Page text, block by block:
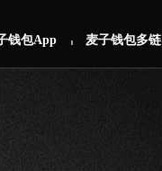
钱包App 麦子钱包多链